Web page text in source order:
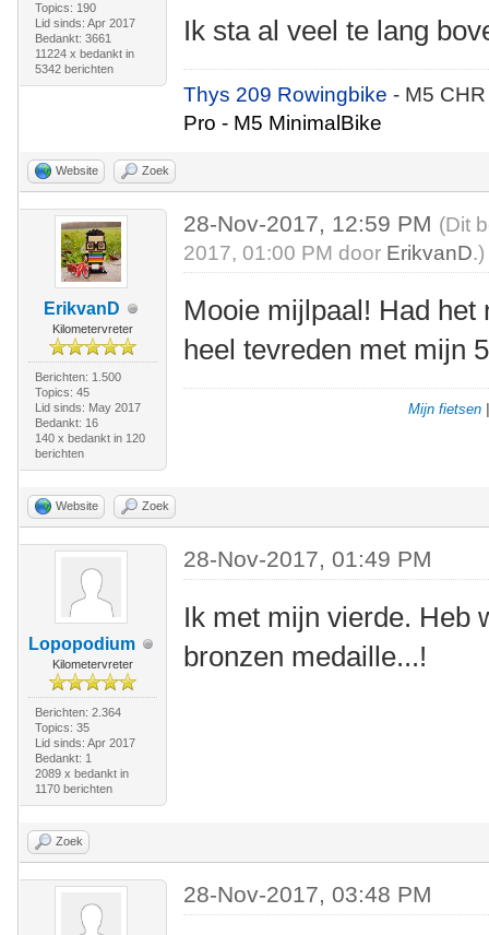
Topics: 190
Lid sinds: Apr 2017
Bedankt: 3661
11224 x bedankt in
5342 berichten
Ik sta al veel te lang
Thys 209 Rowingbike- M5
Pro - M5 MinimalBike
Website Zoek
ErikvanD
Kilometervreter
Berichten: 1.500
Topics: 45
Lid sinds: May 2017
Bedankt: 16
140 x bedankt in 120
berichten
28-Nov-2017, 12:59 PM (Dit
2017, 01:00 PM door ErikvanD.)
Mooie mijlpaal! Had het
heel tevreden met mijn
Mijn fietsen
Website Zoek
Lopopodium
Kilometervreter
Berichten: 2.364
Topics: 35
Lid sinds: Apr 2017
Bedankt: 1
2089 x bedankt in
1170 berichten
28-Nov-2017, 01:49 PM
Ik met mijn vierde. Heb
bronzen medaille...!
Zoek
28-Nov-2017, 03:48 PM